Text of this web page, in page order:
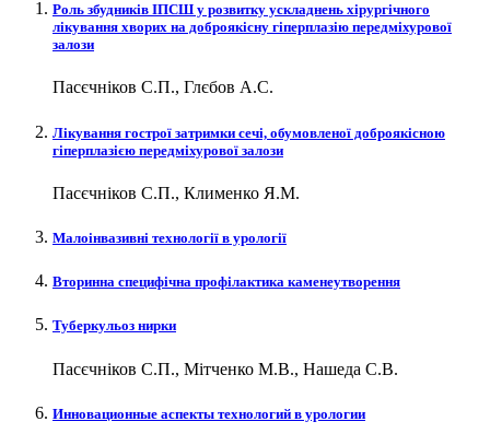
Роль збудників ІПСШ у розвитку ускладнень хірургічного
лікування хворих на доброякісну гіперплазію передміхурової
залози
Пасєчніков С.П., Глєбов А.С.
Лікування гострої затримки сечі, обумовленої доброякісною
гіперплазією передміхурової залози
Пасєчніков С.П., Клименко Я.М.
Малоінвазивні технології в урології
Вторинна специфічна профілактика каменеутворення
Туберкульоз нирки
Пасєчніков С.П., Мітченко М.В., Нашеда С.В.
Инновационные аспекты технологий в урологии